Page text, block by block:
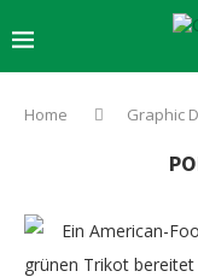
Home Graphic